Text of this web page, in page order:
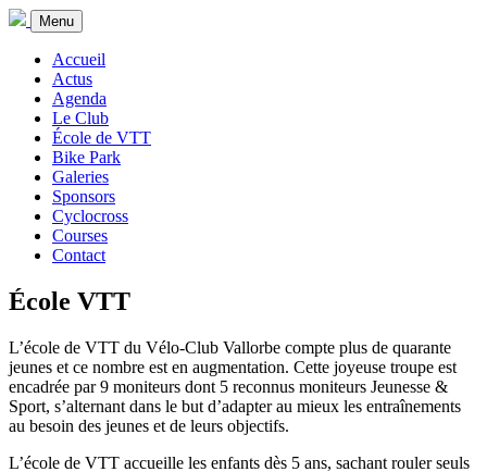
Menu
Accueil
Actus
Agenda
Le Club
École de VTT
Bike Park
Galeries
Sponsors
Cyclocross
Courses
Contact
École VTT
L’école de VTT du Vélo-Club Vallorbe compte plus de quarante
jeunes et ce nombre est en augmentation. Cette joyeuse troupe est
encadrée par9 moniteurs dont 5 reconnus moniteurs Jeunesse &
Sport, s’alternant dans le but d’adapter au mieux les entraînements
au besoin des jeunes et de leurs objectifs.
L’école de VTT accueille les enfants dès 5 ans, sachant rouler seuls